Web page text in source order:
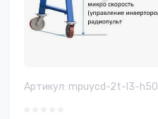
Артикул: mpuycd-2t-l3-h50